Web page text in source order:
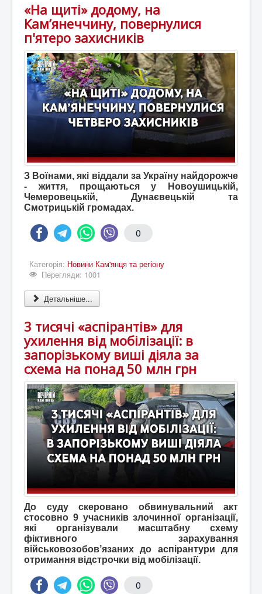
«На щиті» додому, на
Кам’янеччину, повернулися
п'ятеро захисників
З Воїнами, які віддали за Україну найдорожче
- життя, прощаються у Новоушицькій,
Чемеровецькій, Дунаєвецькій та
Смотрицькій громадах.
0
Категорія: Новини Кам'янця та регіону
Перегляди: 1001
Детальніше...
3 тисячі «аспірантів» для
ухилення від мобілізації: в
запорізькому виші діяла за
схема на понад 50 млн грн
До суду скеровано обвинувальний акт
стосовно 9 учасників злочинної організації,
які організували масштабну схему
фіктивного зарахування
військовозобов’язаних до аспірантури для
отримання відстрочки від мобілізації.
0